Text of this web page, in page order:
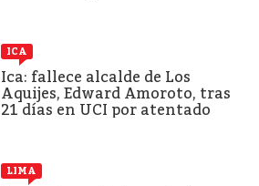
ICA
Ica: fallece alcalde de Los
Aquijes, Edward Amoroto, tras
21 días en UCI por atentado
LIMA